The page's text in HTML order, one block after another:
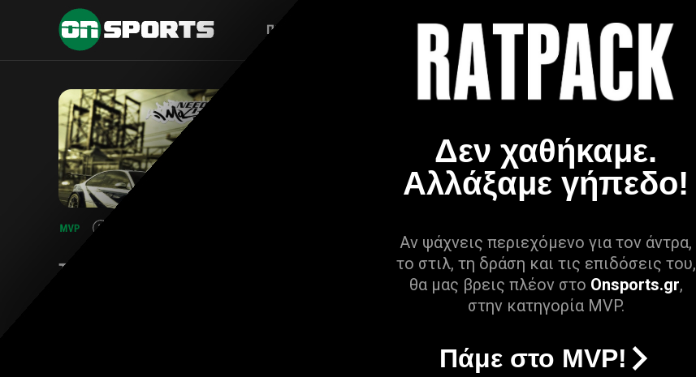
Δεν χαθήκαμε.
Αλλάξαμε γήπεδο!
Αν ψάχνεις περιεχόμενο για τον άντρα,
το στιλ, τη δράση και τις επιδόσεις του,
θα μας βρεις πλέον στο Onsports.gr,
στην κατηγορία MVP.
Πάμε στο MVP!